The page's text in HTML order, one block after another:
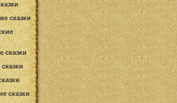
сказки
сказки
сказки